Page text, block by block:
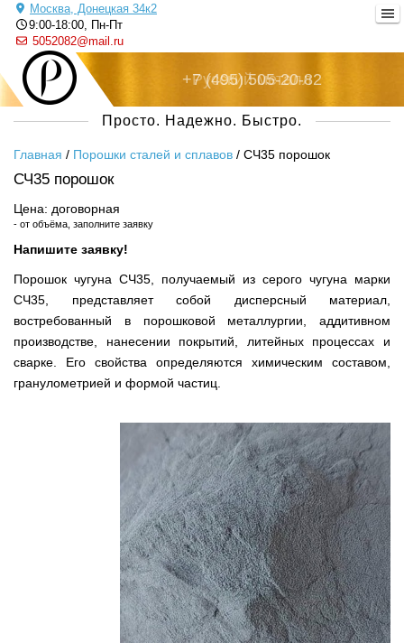
Москва, Донецкая 34к2
9:00-18:00, Пн-Пт
5052082@mail.ru
Русский металл
+7 (495) 505-20-82
Просто. Надежно. Быстро.
Главная / Порошки сталей и сплавов / СЧ35 порошок
СЧ35 порошок
Цена: договорная
- от объёма, заполните заявку
Напишите заявку!
Порошок чугуна СЧ35, получаемый из серого чугуна марки
СЧ35, представляет собой дисперсный материал,
востребованный в порошковой металлургии, аддитивном
производстве, нанесении покрытий, литейных процессах и
сварке. Его свойства определяются химическим составом,
гранулометрией и формой частиц.